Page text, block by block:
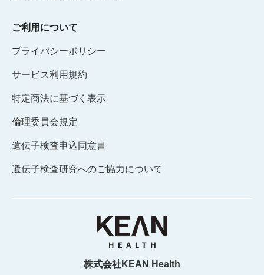
ご利用について
プライバシーポリシー
サービス利用規約
特定商法に基づく表示
倫理委員会規定
遺伝子検査申込同意書
遺伝子検査研究へのご協力について
株式会社KEAN Health